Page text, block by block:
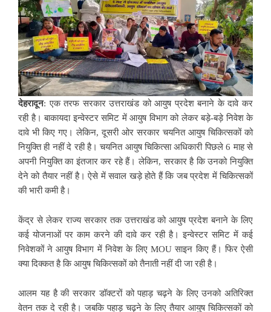
देहरादून: एक तरफ सरकार उत्तराखंड को आयुष प्रदेश बनाने के दावे कर
रही है। बाकायदा इन्वेस्टर समिट में आयुष विभाग को लेकर बड़े-बड़े निवेश के
दावे भी किए गए। लेकिन, दूसरी ओर सरकार चयनित आयुष चिकित्सकों को
नियुक्ति ही नहीं दे रही है। चयनित आयुष चिकित्सा अधिकारी पिछले 6 माह से
अपनी नियुक्ति का इंतजार कर रहे हैं। लेकिन, सरकार है कि उनको नियुक्ति
देने को तैयार नहीं है। ऐसे में सवाल खड़े होते हैं कि जब प्रदेश में चिकित्सकों
की भारी कमी है।
केंद्र से लेकर राज्य सरकार तक उत्तराखंड को आयुष प्रदेश बनाने के लिए
कई योजनाओं पर काम करने की दावे कर रही है। इन्वेस्टर समिट में कई
निवेशकों ने आयुष विभाग में निवेश के लिए MOU साइन किए हैं। फिर ऐसी
क्या दिक्कत है कि आयुष चिकित्सकों को तैनाती नहीं दी जा रही है।
आलम यह है की सरकार डॉक्टरों को पहाड़ चढ़ने के लिए उनको अतिरिक्त
वेतन तक दे रही है। जबकि पहाड़ चढ़ने के लिए तैयार आयुष चिकित्सकों को